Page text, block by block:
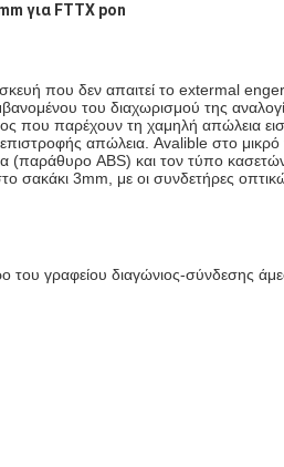
για FTTX pon
που δεν απαιτεί το extermal
του διαχωρισμού της
που παρέχουν τη χαμηλή απώλεια
απώλεια. Avalible στο
(παράθυρο ABS) και τον τύπο
σακάκι 3mm, με οι συνδετήρες
του γραφείου διαγώνιος-σύνδεσης